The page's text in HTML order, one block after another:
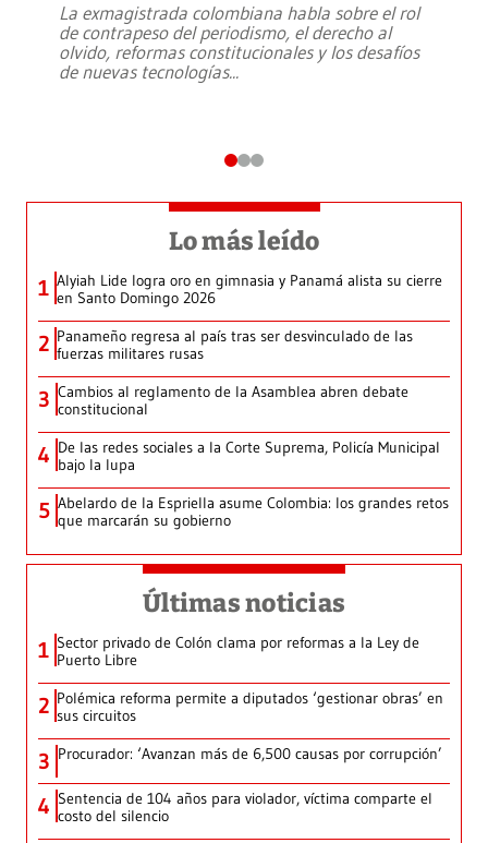
La exmagistrada colombiana habla sobre el rol
de contrapeso del periodismo, el derecho al
olvido, reformas constitucionales y los desafíos
de nuevas tecnologías...
Lo más leído
1 Alyiah Lide logra oro en gimnasia y Panamá alista su cierre
en Santo Domingo 2026
2 Panameño regresa al país tras ser desvinculado de las
fuerzas militares rusas
3 Cambios al reglamento de la Asamblea abren debate
constitucional
4 De las redes sociales a la Corte Suprema, Policía Municipal
bajo la lupa
5 Abelardo de la Espriella asume Colombia: los grandes retos
que marcarán su gobierno
Últimas noticias
1 Sector privado de Colón clama por reformas a la Ley de
Puerto Libre
2 Polémica reforma permite a diputados ‘gestionar obras’ en
sus circuitos
3 Procurador: ‘Avanzan más de 6,500 causas por corrupción’
4 Sentencia de 104 años para violador, víctima comparte el
costo del silencio